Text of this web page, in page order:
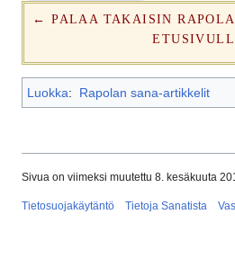
← PALAA TAKAISIN
Luokka: Rapolan sana-artikkelit
Sivua on viimeksi muutettu 8. kesäkuuta
Tietosuojakäytäntö Tietoja Sanatista